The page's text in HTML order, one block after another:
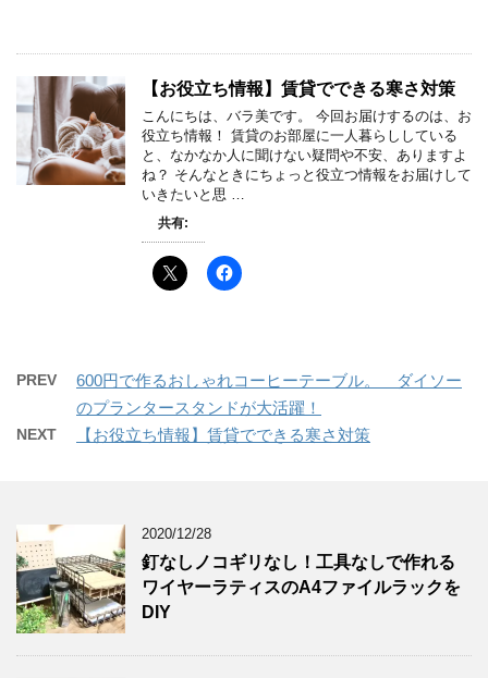
【お役立ち情報】賃貸でできる寒さ対策
こんにちは、バラ美です。 今回お届けするのは、お
役立ち情報！ 賃貸のお部屋に一人暮らししている
と、なかなか人に聞けない疑問や不安、ありますよ
ね？ そんなときにちょっと役立つ情報をお届けして
いきたいと思 …
共有:
PREV
600円で作るおしゃれコーヒーテーブル。 ダイソー
のプランタースタンドが大活躍！
NEXT 【お役立ち情報】賃貸でできる寒さ対策
2020/12/28
釘なしノコギリなし！工具なしで作れる
ワイヤーラティスのA4ファイルラックを
DIY